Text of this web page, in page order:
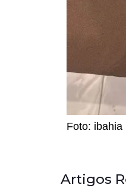
Foto: ibahia
Artigos